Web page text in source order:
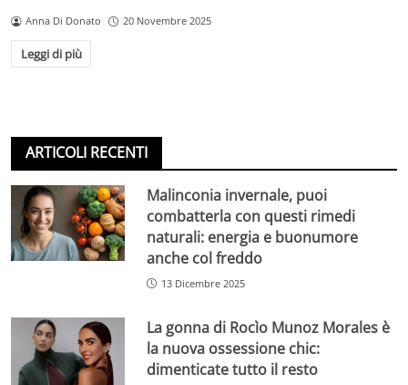
Anna Di Donato 20 Novembre 2025
Leggi di più
ARTICOLI RECENTI
Malinconia invernale, puoi
combatterla con questi rimedi
naturali: energia e buonumore
anche col freddo
13 Dicembre 2025
La gonna di Rocìo Munoz Morales è
la nuova ossessione chic:
dimenticate tutto il resto